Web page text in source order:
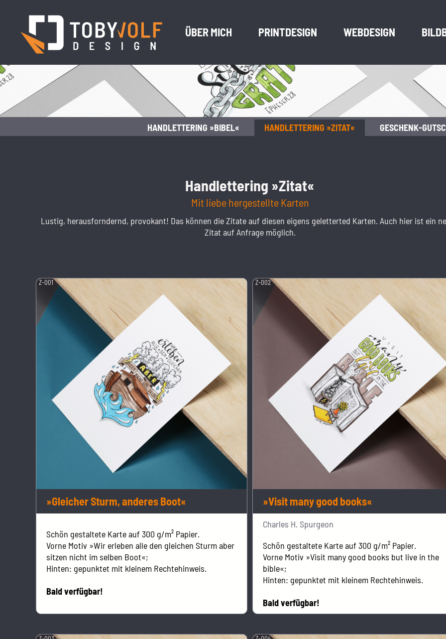
ÜBER MICH PRINTDESIGN WEBDESIGN
HANDLETTERING »BIBEL« HANDLETTERING »ZITAT« GESCHENK-
Handlettering »Zitat«
Mit liebe hergestellte Karten
Lustig, herausforndernd, provokant! Das können die Zitate auf diesen eigens geletterted Karten. Auch hier ist ein
Zitat auf Anfrage möglich.
Z-001
»Gleicher Sturm, anderes Boot«
Schön gestaltete Karte auf 300 g/m² Papier.
Vorne Motiv »Wir erleben alle den gleichen Sturm aber
sitzen nicht im selben Boot«;
Hinten: gepunktet mit kleinem Rechtehinweis.
Bald verfügbar!
Z-002
»Visit many good books«
Charles H. Spurgeon
Schön gestaltete Karte auf 300 g/m² Papier.
Vorne Motiv »Visit many good books but live in the
bible«;
Hinten: gepunktet mit kleinem Rechtehinweis.
Bald verfügbar!